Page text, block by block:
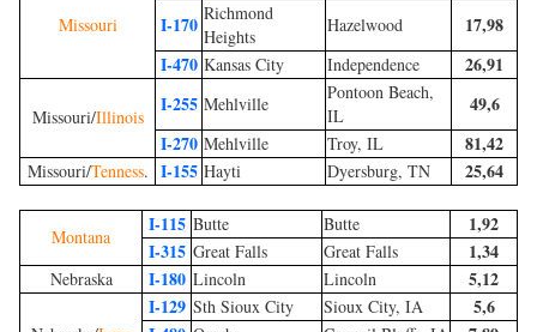
Missouri
I-170 Richmond
Heights
Hazelwood
17,98
I-470 Kansas City Independence 26,91
Missouri/Illinois
I-255 Mehlville
Pontoon Beach,
IL
49,6
I-270 Mehlville Troy, IL 81,42
Missouri/Tenness. I-155 Hayti Dyersburg, TN 25,64
Montana
I-115 Butte Butte
1,92
I-315 Great Falls Great Falls 1,34
Nebraska I-180 Lincoln Lincoln 5,12
I-129 Sth Sioux City Sioux City, IA
5,6